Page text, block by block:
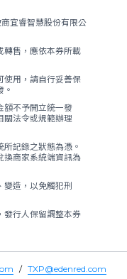
宜睿智慧股份有限公
轉售，應依本券所載
使用，請自行妥善保
。
額不予開立統一發
關法令或規範辦理
記錄之狀態為憑。
換商家系統端資訊為
變造，以免觸犯刑
發行人保留調整本券
/ TXP@edenred.com